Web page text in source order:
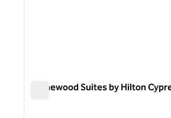
Homewood Suites by Hilton